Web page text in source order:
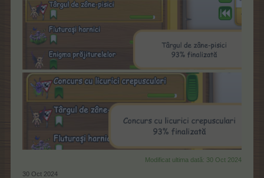
Modificat ultima dată: 30 Oct 2024
30 Oct 2024